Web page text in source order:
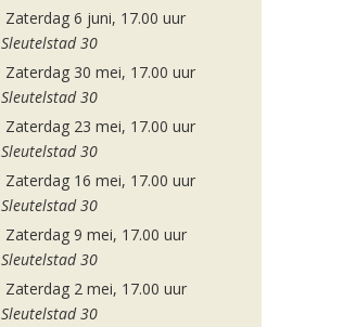
Zaterdag 6 juni, 17.00 uur
Sleutelstad 30
Zaterdag 30 mei, 17.00 uur
Sleutelstad 30
Zaterdag 23 mei, 17.00 uur
Sleutelstad 30
Zaterdag 16 mei, 17.00 uur
Sleutelstad 30
Zaterdag 9 mei, 17.00 uur
Sleutelstad 30
Zaterdag 2 mei, 17.00 uur
Sleutelstad 30